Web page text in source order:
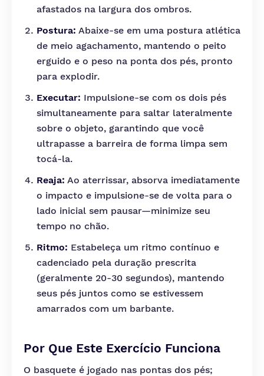
afastados na largura dos ombros.
Postura: Abaixe-se em uma postura atlética
de meio agachamento, mantendo o peito
erguido e o peso na ponta dos pés, pronto
para explodir.
Executar: Impulsione-se com os dois pés
simultaneamente para saltar lateralmente
sobre o objeto, garantindo que você
ultrapasse a barreira de forma limpa sem
tocá-la.
Reaja: Ao aterrissar, absorva imediatamente
o impacto e impulsione-se de volta para o
lado inicial sem pausar—minimize seu
tempo no chão.
Ritmo: Estabeleça um ritmo contínuo e
cadenciado pela duração prescrita
(geralmente 20-30 segundos), mantendo
seus pés juntos como se estivessem
amarrados com um barbante.
Por Que Este Exercício Funciona
O basquete é jogado nas pontas dos pés;